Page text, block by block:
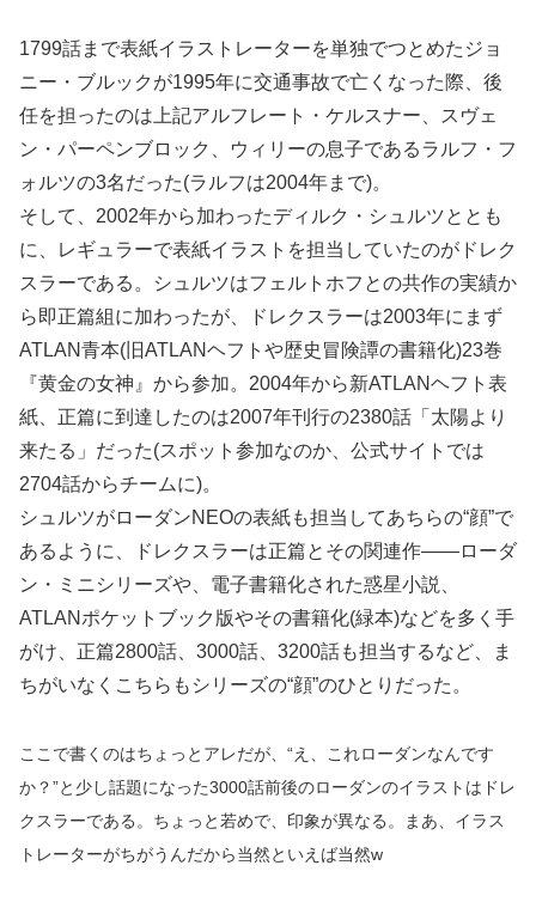
1799話まで表紙イラストレーターを単独でつとめたジョ
ニー・ブルックが1995年に交通事故で亡くなった際、後
任を担ったのは上記アルフレート・ケルスナー、スヴェ
ン・パーペンブロック、ウィリーの息子であるラルフ・フ
ォルツの3名だった(ラルフは2004年まで)。
そして、2002年から加わったディルク・シュルツととも
に、レギュラーで表紙イラストを担当していたのがドレク
スラーである。シュルツはフェルトホフとの共作の実績か
ら即正篇組に加わったが、ドレクスラーは2003年にまず
ATLAN青本(旧ATLANヘフトや歴史冒険譚の書籍化)23巻
『黄金の女神』から参加。2004年から新ATLANヘフト表
紙、正篇に到達したのは2007年刊行の2380話「太陽より
来たる」だった(スポット参加なのか、公式サイトでは
2704話からチームに)。
シュルツがローダンNEOの表紙も担当してあちらの“顔”で
あるように、ドレクスラーは正篇とその関連作――ローダ
ン・ミニシリーズや、電子書籍化された惑星小説、
ATLANポケットブック版やその書籍化(緑本)などを多く手
がけ、正篇2800話、3000話、3200話も担当するなど、ま
ちがいなくこちらもシリーズの“顔”のひとりだった。
ここで書くのはちょっとアレだが、“え、これローダンなんです
か？”と少し話題になった3000話前後のローダンのイラストはドレ
クスラーである。ちょっと若めで、印象が異なる。まあ、イラス
トレーターがちがうんだから当然といえば当然w